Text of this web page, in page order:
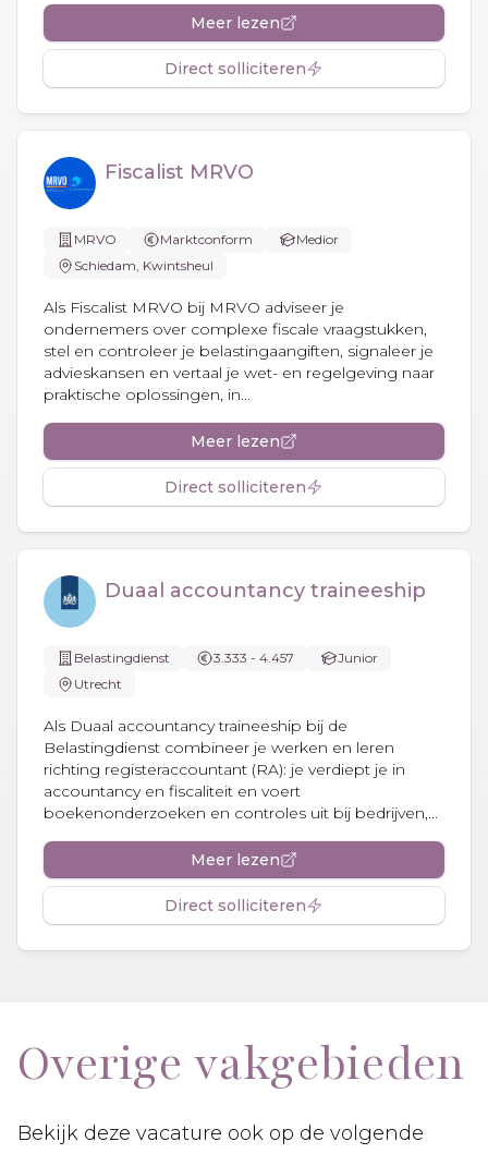
Meer lezen
Direct solliciteren
Fiscalist MRVO
MRVO Marktconform
Medior
Schiedam, Kwintsheul
Als Fiscalist MRVO bij MRVO adviseer je
ondernemers over complexe fiscale vraagstukken,
stel en controleer je belastingaangiften, signaleer je
advieskansen en vertaal je wet- en regelgeving naar
praktische oplossingen, in...
Meer lezen
Direct solliciteren
Duaal accountancy traineeship
Belastingdienst 3.333 - 4.457
Junior
Utrecht
Als Duaal accountancy traineeship bij de
Belastingdienst combineer je werken en leren
richting registeraccountant (RA): je verdiept je in
accountancy en fiscaliteit en voert
boekenonderzoeken en controles uit bij bedrijven,...
Meer lezen
Direct solliciteren
Overige vakgebieden
Bekijk deze vacature ook op de volgende